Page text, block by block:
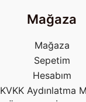
Mağaza
Mağaza
Sepetim
Hesabım
KVKK Aydınlatma